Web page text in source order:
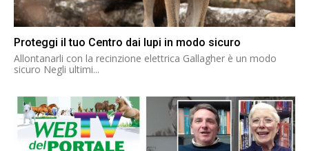
Proteggi il tuo Centro dai lupi in modo sicuro
Allontanarli con la recinzione elettrica Gallagher è un modo
sicuro Negli ultimi...